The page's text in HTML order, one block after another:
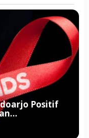
Positif